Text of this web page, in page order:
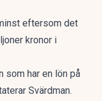
eftersom det
kronor i
som har en lön på
Svärdman.